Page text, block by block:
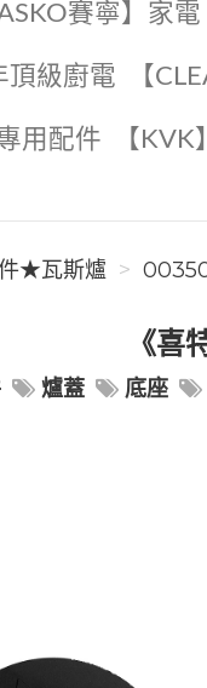
ASKO賽寧】家電
頂級廚電 【
用配件 【
★瓦斯爐
《喜
爐蓋 底座